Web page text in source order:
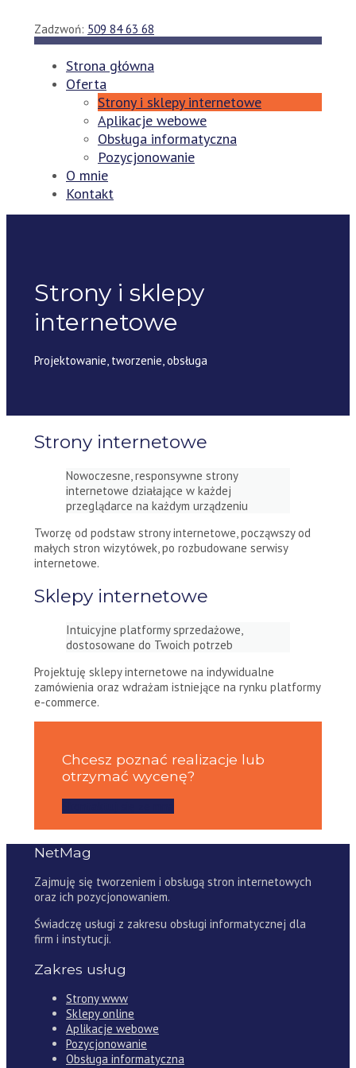
content
Zadzwoń: 509 84 63 68
Strona główna
Oferta
Strony i sklepy internetowe
Aplikacje webowe
Obsługa informatyczna
Pozycjonowanie
O mnie
Kontakt
Strony i sklepy
internetowe
Projektowanie, tworzenie, obsługa
Strony internetowe
Nowoczesne, responsywne strony
internetowe działające w każdej
przeglądarce na każdym urządzeniu
Tworzę od podstaw strony internetowe, począwszy od
małych stron wizytówek, po rozbudowane serwisy
internetowe.
Sklepy internetowe
Intuicyjne platformy sprzedażowe,
dostosowane do Twoich potrzeb
Projektuję sklepy internetowe na indywidualne
zamówienia oraz wdrażam istniejące na rynku platformy
e-commerce.
Chcesz poznać realizacje lub
otrzymać wycenę?
NetMag
Zajmuję się tworzeniem i obsługą stron internetowych
oraz ich pozycjonowaniem.
Świadczę usługi z zakresu obsługi informatycznej dla
firm i instytucji.
Zakres usług
Strony www
Sklepy online
Aplikacje webowe
Pozycjonowanie
Obsługa informatyczna